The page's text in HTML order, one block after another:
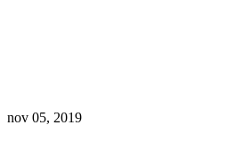
nov 05, 2019